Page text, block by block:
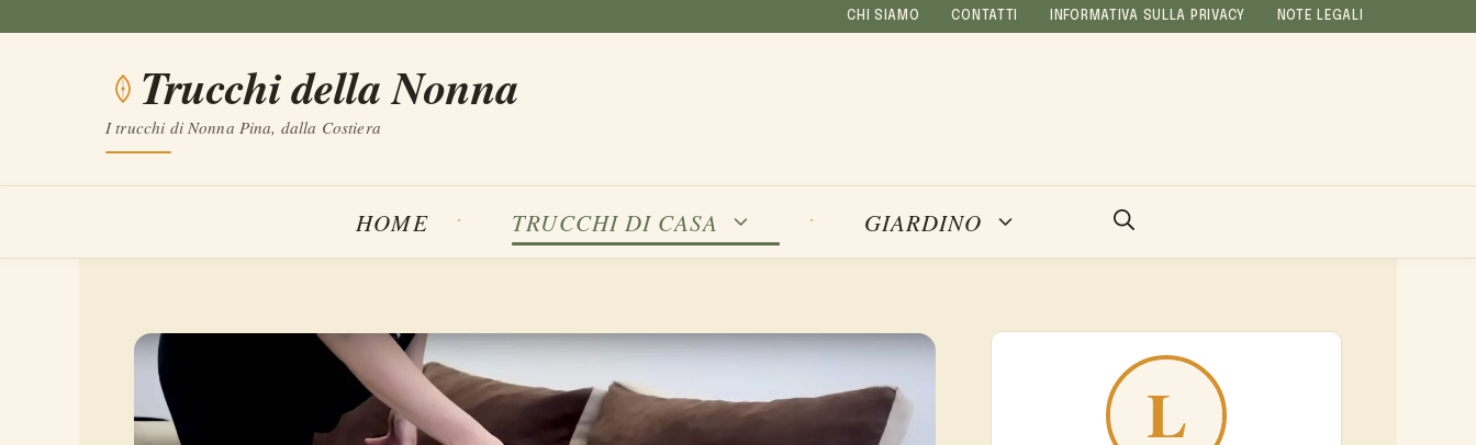
contenuto
CHI SIAMO CONTATTI INFORMATIVA SULLA PRIVACY NOTE LEGALI
Trucchi della Nonna
I trucchi di Nonna Pina, dalla Costiera
HOME TRUCCHI DI CASA GIARDINO